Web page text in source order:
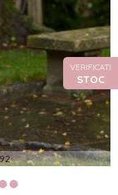
VERIFICATI
STOC